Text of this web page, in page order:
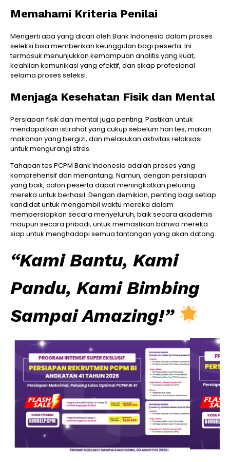
Memahami Kriteria Penilai
Mengerti apa yang dicari oleh Bank Indonesia dalam proses
seleksi bisa memberikan keunggulan bagi peserta. Ini
termasuk menunjukkan kemampuan analitis yang kuat,
keahlian komunikasi yang efektif, dan sikap profesional
selama proses seleksi.
Menjaga Kesehatan Fisik dan Mental
Persiapan fisik dan mental juga penting. Pastikan untuk
mendapatkan istirahat yang cukup sebelum hari tes, makan
makanan yang bergizi, dan melakukan aktivitas relaksasi
untuk mengurangi stres.
Tahapan tes PCPM Bank Indonesia adalah proses yang
komprehensif dan menantang. Namun, dengan persiapan
yang baik, calon peserta dapat meningkatkan peluang
mereka untuk berhasil. Dengan demikian, penting bagi setiap
kandidat untuk mengambil waktu mereka dalam
mempersiapkan secara menyeluruh, baik secara akademis
maupun secara pribadi, untuk memastikan bahwa mereka
siap untuk menghadapi semua tantangan yang akan datang.
“Kami Bantu, Kami
Pandu, Kami Bimbing
Sampai Amazing!”